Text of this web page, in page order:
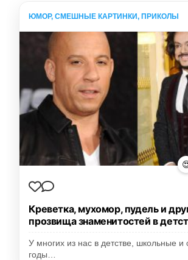
ЮМОР, СМЕШНЫЕ КАРТИНКИ, ПРИКОЛЫ
Креветка, мухомор, пудель и
прозвища знаменитостей в
У многих из нас в детстве, школьные и
годы…